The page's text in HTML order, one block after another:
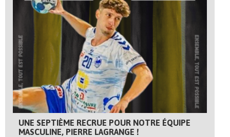
UNE SEPTIÈME RECRUE POUR NOTRE ÉQUIPE
MASCULINE, PIERRE LAGRANGE !